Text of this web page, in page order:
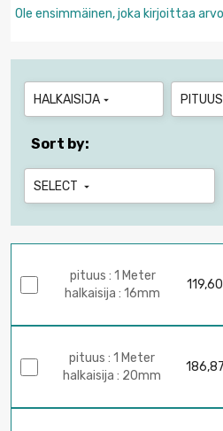
Ole ensimmäinen, joka kirjoittaa
HALKAISIJA  PITUUS
Sort by:
SELECT 
pituus : 1 Meter
halkaisija : 16mm
pituus : 1 Meter
halkaisija : 20mm